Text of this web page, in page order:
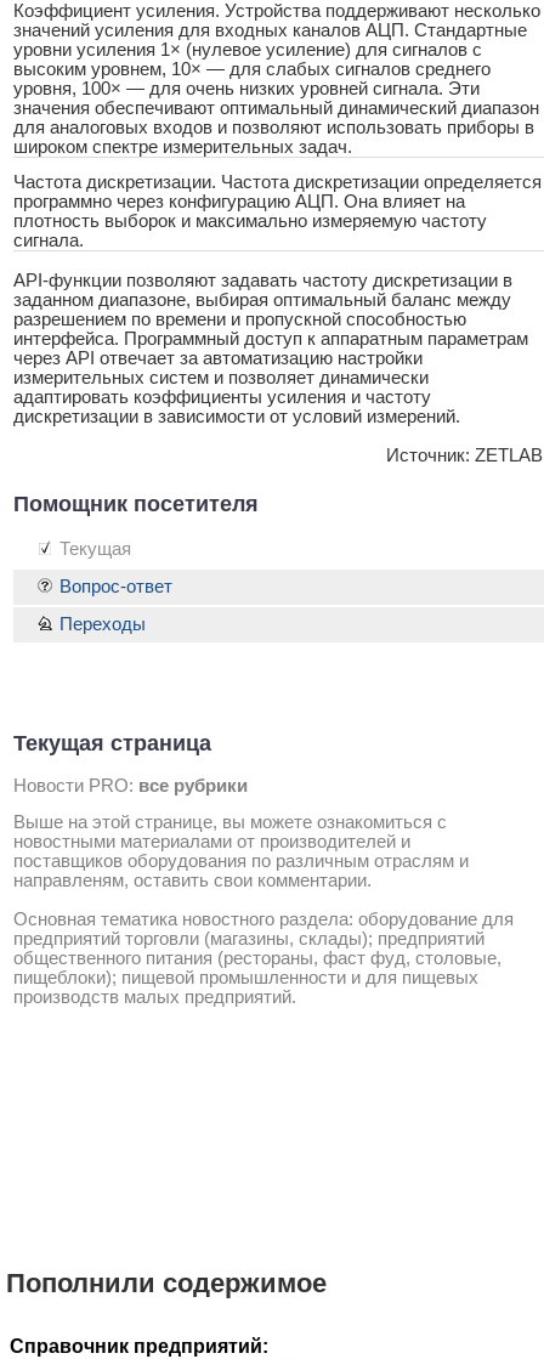
Коэффициент усиления. Устройства поддерживают несколько
значений усиления для входных каналов АЦП. Стандартные
уровни усиления 1× (нулевое усиление) для сигналов с
высоким уровнем, 10× — для слабых сигналов среднего
уровня, 100× — для очень низких уровней сигнала. Эти
значения обеспечивают оптимальный динамический диапазон
для аналоговых входов и позволяют использовать приборы в
широком спектре измерительных задач.
Частота дискретизации. Частота дискретизации определяется
программно через конфигурацию АЦП. Она влияет на
плотность выборок и максимально измеряемую частоту
сигнала.
API-функции позволяют задавать частоту дискретизации в
заданном диапазоне, выбирая оптимальный баланс между
разрешением по времени и пропускной способностью
интерфейса. Программный доступ к аппаратным параметрам
через API отвечает за автоматизацию настройки
измерительных систем и позволяет динамически
адаптировать коэффициенты усиления и частоту
дискретизации в зависимости от условий измерений.
Источник: ZETLAB
Помощник посетителя
Текущая
Текущая страница
Новости PRO: все рубрики
Выше на этой странице, вы можете ознакомиться с
новостными материалами от производителей и
поставщиков оборудования по различным отраслям и
направленям, оставить свои комментарии.
Основная тематика новостного раздела: оборудование для
предприятий торговли (магазины, склады); предприятий
общественного питания (рестораны, фаст фуд, столовые,
пищеблоки); пищевой промышленности и для пищевых
производств малых предприятий.
Вопрос-ответ
Переходы
Пополнили содержимое
Справочник предприятий: